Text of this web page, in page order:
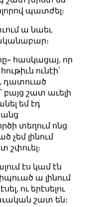
պատժել։
ա նաեւ
հասկացայ, որ
ունէի՝
դատուած
բայց շատ աւելի
եմ էդ
տեղում ոնց
չեմ լինում
շփուել։
էս կամ էն
ա լինում
ու երէսելու
շատ են։